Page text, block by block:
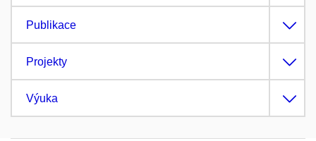
Publikace
Projekty
Výuka